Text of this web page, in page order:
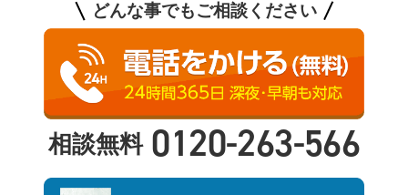
どんな事でもご相談ください
相談無料 0120-263-566